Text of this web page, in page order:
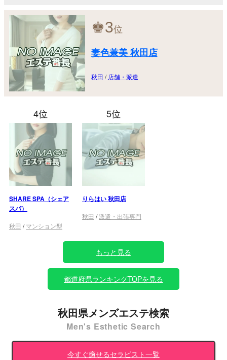
♚3位
妻色兼美 秋田店
秋田 / 店舗・派遣
4位
SHARE SPA（シェア
スパ）
秋田 /マンション型
5位
りらはい 秋田店
秋田 /派遣・出張専門
もっと見る
都道府県ランキングTOPを見る
秋田県メンズエステ検索
Men's Esthetic Search
今すぐ癒せるセラピスト一覧